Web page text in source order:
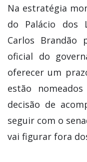
Na estratégia
do Palácio dos
Carlos Brandão
oficial do
oferecer um
estão
decisão de
seguir com o
vai figurar fora